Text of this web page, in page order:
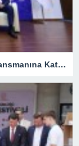
KLÜ Rektörü Rengin Ak, COP31 Akademi Lansmanına Katıldı